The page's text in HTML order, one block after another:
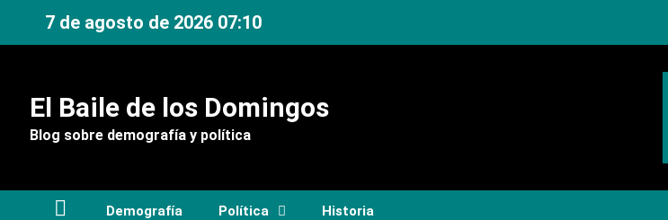
7 de agosto de 2026 07:10
El Baile de los Domingos
Blog sobre demografía y política
Demografía Política Historia